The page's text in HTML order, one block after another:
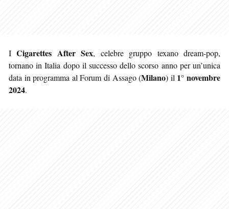
ICigarettes After Sex, celebre gruppo texano dream-pop,
tornano in Italia dopo il successo dello scorso anno per un’unica
data in programma al Forum di Assago (Milano) il 1° novembre
2024.